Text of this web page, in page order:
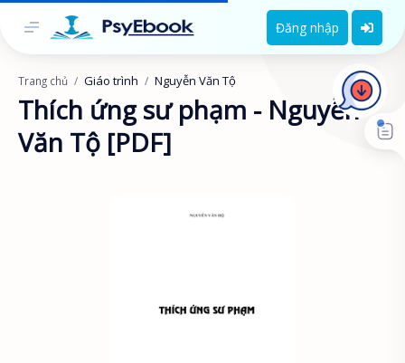
Đăng nhập
Trang chủ Giáo trình Nguyễn Văn Tộ
Thích ứng sư phạm - Nguyễn
Văn Tộ [PDF]